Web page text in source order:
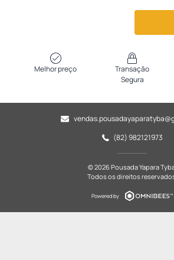
Melhor preço
Transação
Segura
(82) 982121973
© 2026 Pousada Yapara
Todos os direitos
Powered by